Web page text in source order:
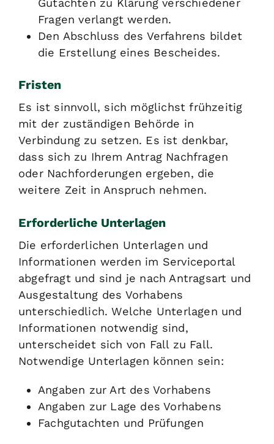
Fragen verlangt werden.
Den Abschluss des Verfahrens bildet
die Erstellung eines Bescheides.
Fristen
Es ist sinnvoll, sich möglichst frühzeitig
mit der zuständigen Behörde in
Verbindung zu setzen. Es ist denkbar,
dass sich zu Ihrem Antrag Nachfragen
oder Nachforderungen ergeben, die
weitere Zeit in Anspruch nehmen.
Erforderliche Unterlagen
Die erforderlichen Unterlagen und
Informationen werden im Serviceportal
abgefragt und sind je nach Antragsart und
Ausgestaltung des Vorhabens
unterschiedlich. Welche Unterlagen und
Informationen notwendig sind,
unterscheidet sich von Fall zu Fall.
Notwendige Unterlagen können sein:
Angaben zur Art des Vorhabens
Angaben zur Lage des Vorhabens
Fachgutachten und Prüfungen